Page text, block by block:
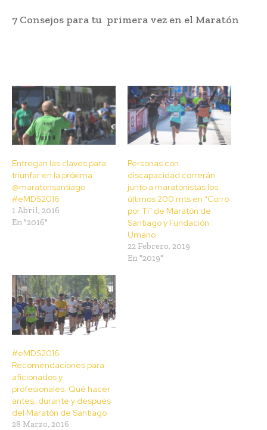
7 Consejos para tu primera vez en el Maratón
Entregan las claves para
triunfar en la próxima
@maratonsantiago
#eMDS2016
1 Abril, 2016
En "2016"
Personas con
discapacidad correrán
junto a maratonistas los
últimos 200 mts en “Corro
por Ti” de Maratón de
Santiago y Fundación
Umano
22 Febrero, 2019
En "2019"
#eMDS2016
Recomendaciones para
aficionados y
profesionales: Qué hacer
antes, durante y después
del Maratón de Santiago
28 Marzo, 2016